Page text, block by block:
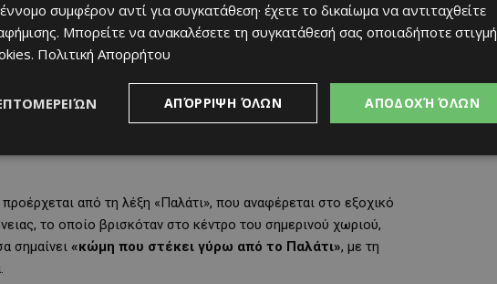
«Platanista» είτε ως «Piatanista», ενώ η προέλευση της
από το δένδρο πλάτανο. Στην ουσία, Πλατανιστάσα
από τη λέξη «Παλάτι», που αναφέρεται στο εξοχικό
το οποίο βρισκόταν στο κέντρο του σημερινού χωριού,
σημαίνει «κώμη που στέκει γύρω από το Παλάτι», με τη
συμφέρον αντί για συγκατάθεση· έχετε το δικαίωμα να αντιταχθείτε
. Μπορείτε να ανακαλέσετε τη συγκατάθεσή σας οποιαδήποτε στιγμή
. Πολιτική Απορρήτου
ΑΠΟΔΟΧΉ ΌΛΩΝ
ΑΠΌΡΡΙΨΗ ΌΛΩΝ